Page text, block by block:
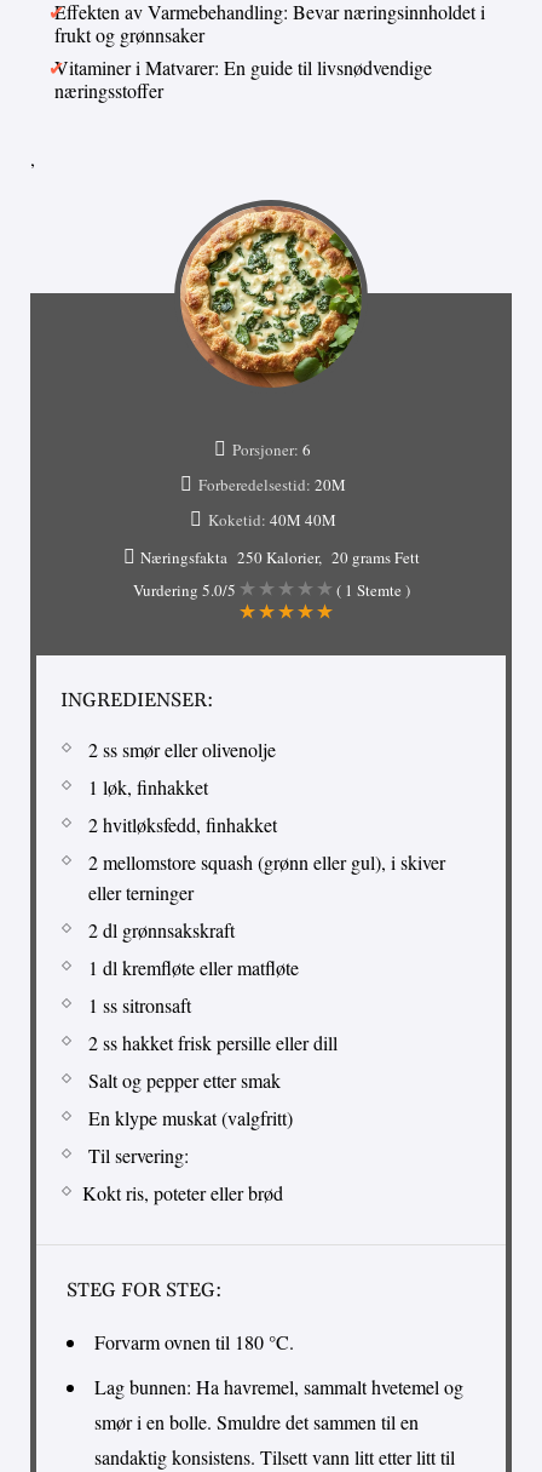
Effekten av Varmebehandling: Bevar næringsinnholdet i
frukt og grønnsaker
Vitaminer i Matvarer: En guide til livsnødvendige
næringsstoffer
,
Porsjoner: 6
Forberedelsestid: 20M
Koketid: 40M 40M
Næringsfakta 250 Kalorier
20 grams Fett
Vurdering 5.0/5 ( 1 Stemte )
INGREDIENSER:
2 ss smør eller olivenolje
1 løk, finhakket
2 hvitløksfedd, finhakket
2 mellomstore squash (grønn eller gul), i skiver
eller terninger
2 dl grønnsakskraft
1 dl kremfløte eller matfløte
1 ss sitronsaft
2 ss hakket frisk persille eller dill
Salt og pepper etter smak
En klype muskat (valgfritt)
Til servering:
Kokt ris, poteter eller brød
STEG FOR STEG:
Forvarm ovnen til 180 °C.
Lag bunnen: Ha havremel, sammalt hvetemel og
smør i en bolle. Smuldre det sammen til en
sandaktig konsistens. Tilsett vann litt etter litt til